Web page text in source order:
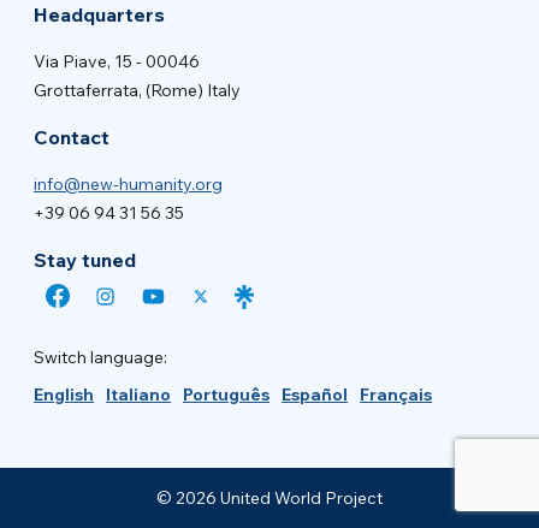
Headquarters
Via Piave, 15 - 00046
Grottaferrata, (Rome) Italy
Contact
info@new-humanity.org
+39 06 94 31 56 35
Stay tuned
Switch language:
English
Italiano Português Español Français
© 2026 United World Project